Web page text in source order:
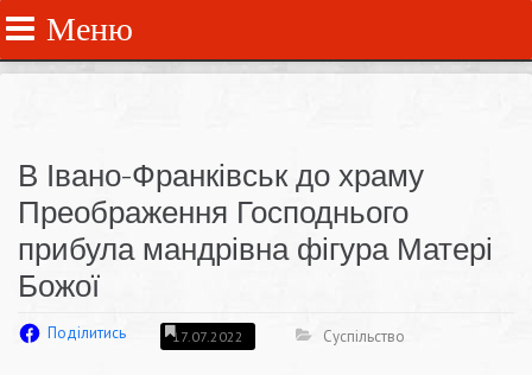
Меню
В Івано-Франківськ до храму
Преображення Господнього
прибула мандрівна фігура Матері
Божої
Поділитись 17.07.2022 Суспільство